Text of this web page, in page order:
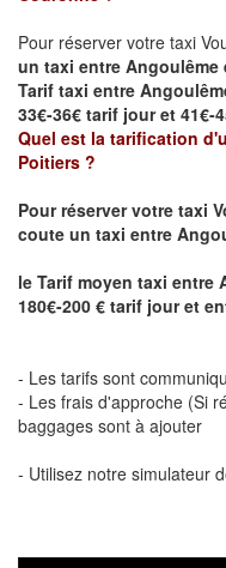
Pour réserver votre taxi
un taxi entre Angoulême
Tarif taxi entre
33€-36€ tarif jour et
Quel est la tarification
Poitiers ?
Pour réserver votre taxi
coute un taxi entre
le Tarif moyen taxi entre
180€-200 € tarif jour et
- Les tarifs sont
- Les frais d'approche (Si
baggages sont à ajouter
- Utilisez notre simulateur